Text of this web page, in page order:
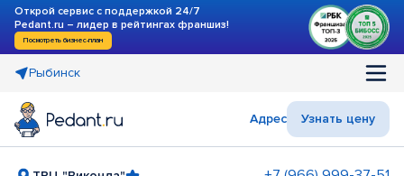
Открой сервис с поддержкой 24/7
Pedant.ru – лидер в рейтингах франшиз!
Посмотреть бизнес-план
Рыбинск
Адрес Узнать цену